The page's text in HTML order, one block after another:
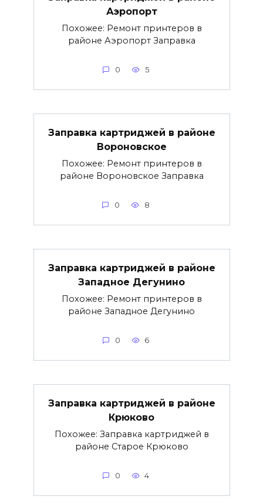
Аэропорт
Похожее: Ремонт принтеров в
районе Аэропорт Заправка
0 5
Заправка картриджей в районе
Вороновское
Похожее: Ремонт принтеров в
районе Вороновское Заправка
0 8
Заправка картриджей в районе
Западное Дегунино
Похожее: Ремонт принтеров в
районе Западное Дегунино
0 6
Заправка картриджей в районе
Крюково
Похожее: Заправка картриджей в
районе Старое Крюково
0 4